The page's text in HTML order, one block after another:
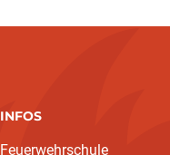
INFOS
Feuerwehrschule